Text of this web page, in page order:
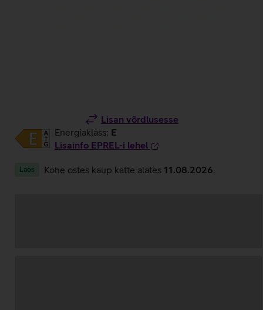
Lisan võrdlusesse
Energiaklass: E
Lisainfo EPREL-i lehel
Laos Kohe ostes kaup kätte alates 11.08.2026